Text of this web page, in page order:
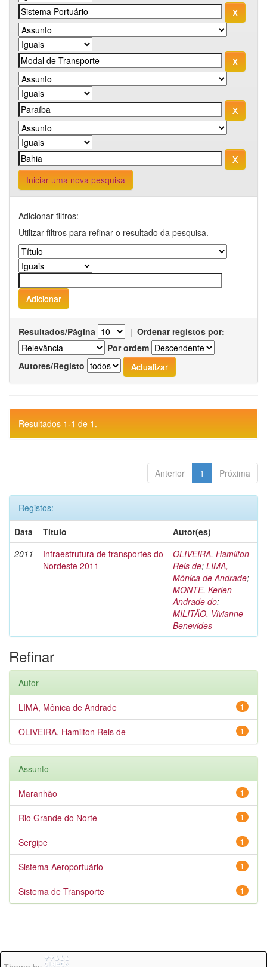
Iniciar uma nova pesquisa
Adicionar filtros:
Utilizar filtros para refinar o resultado da pesquisa.
Resultados/Página | Ordenar registos por:
Por ordem
Autores/Registo
Resultados 1-1 de 1.
Anterior 1 Próxima
Registos:
Data
Título
Autor(es)
2011
Infraestrutura de transportes do
Nordeste 2011
OLIVEIRA, Hamilton
Reis de; LIMA,
Mônica de Andrade;
MONTE, Kerlen
Andrade do;
MILITÃO, Vivianne
Benevides
Refinar
Autor
1
LIMA, Mônica de Andrade
1
OLIVEIRA, Hamilton Reis de
Assunto
1
Maranhão
1
Rio Grande do Norte
1
Sergipe
1
Sistema Aeroportuário
1
Sistema de Transporte